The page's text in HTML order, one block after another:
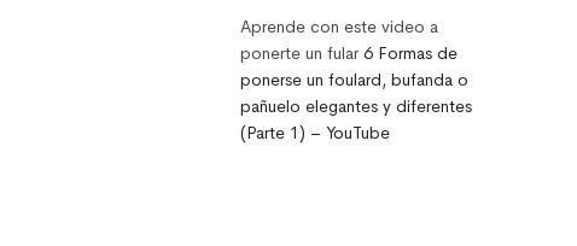
Aprende con este video a
ponerte un fular 6 Formas de
ponerse un foulard, bufanda o
pañuelo elegantes y diferentes
(Parte 1) – YouTube